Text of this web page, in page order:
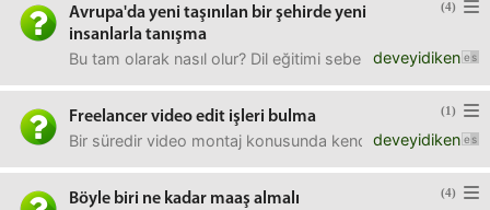
(4)
Avrupa'da yeni taşınılan bir şehirde yeni
insanlarla tanışma
deveyidiken
Bu tam olarak nasıl olur? Dil eğitimi sebebiyle bir ülkeye
(1)
Freelancer video edit işleri bulma
deveyidiken
Bir süredir video montaj konusunda kendimi
(4)
Böyle biri ne kadar maaş almalı